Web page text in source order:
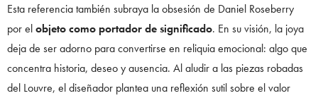
Esta referencia también subraya la obsesión de Daniel Roseberry
por elobjeto como portador de significado. En su visión, la joya
deja de ser adorno para convertirse en reliquia emocional: algo que
concentra historia, deseo y ausencia. Al aludir a las piezas robadas
del Louvre, el diseñador plantea una reflexión sutil sobre el valor